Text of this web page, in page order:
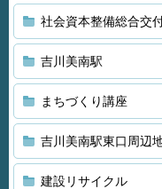
社会資本整備総合交
吉川美南駅
まちづくり講座
吉川美南駅東口周辺
建設リサイクル